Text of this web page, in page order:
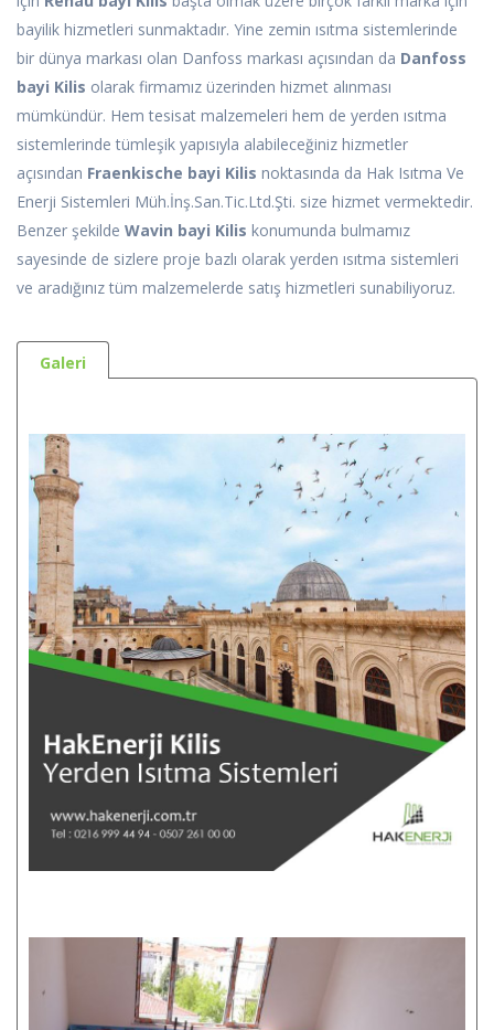
bayilik hizmetleri sunmaktadır. Yine zemin ısıtma sistemlerinde
bir dünya markası olan Danfoss markası açısından da Danfoss
bayi Kilis olarak firmamız üzerinden hizmet alınması
mümkündür. Hem tesisat malzemeleri hem de yerden ısıtma
sistemlerinde tümleşik yapısıyla alabileceğiniz hizmetler
açısından Fraenkische bayi Kilis noktasında da Hak Isıtma Ve
Enerji Sistemleri Müh.İnş.San.Tic.Ltd.Şti. size hizmet vermektedir.
Benzer şekilde Wavin bayi Kilis konumunda bulmamız
sayesinde de sizlere proje bazlı olarak yerden ısıtma sistemleri
ve aradığınız tüm malzemelerde satış hizmetleri sunabiliyoruz.
Galeri